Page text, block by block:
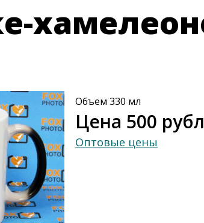
Объем 330 мл
Цена 500
Оптовые цены